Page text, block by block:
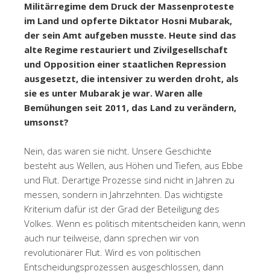
Militärregime dem Druck der Massenproteste
im Land und opferte Diktator Hosni Mubarak,
der sein Amt aufgeben musste. Heute sind das
alte Regime restauriert und Zivilgesellschaft
und Opposition einer staatlichen Repression
ausgesetzt, die intensiver zu werden droht, als
sie es unter Mubarak je war. Waren alle
Bemühungen seit 2011, das Land zu verändern,
umsonst?
Nein, das waren sie nicht. Unsere Geschichte
besteht aus Wellen, aus Höhen und Tiefen, aus Ebbe
und Flut. Derartige Prozesse sind nicht in Jahren zu
messen, sondern in Jahrzehnten. Das wichtigste
Kriterium dafür ist der Grad der Beteiligung des
Volkes. Wenn es politisch mitentscheiden kann, wenn
auch nur teilweise, dann sprechen wir von
revolutionärer Flut. Wird es von politischen
Entscheidungsprozessen ausgeschlossen, dann